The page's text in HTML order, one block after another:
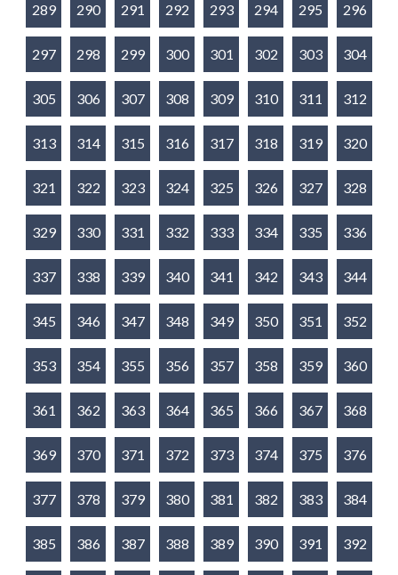
289 290 291 292 293 294 295 296
297 298 299 300 301 302 303 304
305 306 307 308 309 310 311 312
313 314 315 316 317 318 319 320
321 322 323 324 325 326 327 328
329 330 331 332 333 334 335 336
337 338 339 340 341 342 343 344
345 346 347 348 349 350 351 352
353 354 355 356 357 358 359 360
361 362 363 364 365 366 367 368
369 370 371 372 373 374 375 376
377 378 379 380 381 382 383 384
385 386 387 388 389 390 391 392